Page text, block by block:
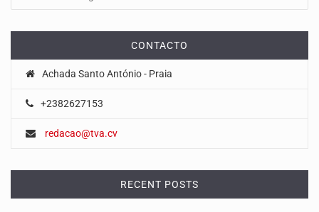
CONTACTO
Achada Santo António - Praia
+2382627153
redacao@tva.cv
RECENT POSTS